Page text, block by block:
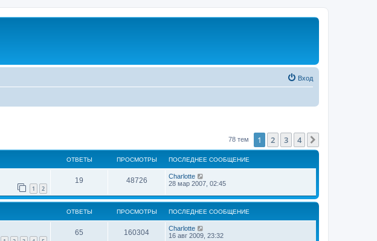
Вход
78 тем 1 2 3 4
ОТВЕТЫ ПРОСМОТРЫ ПОСЛЕДНЕЕ СООБЩЕНИЕ
1 2
19 48726
Charlotte
28 мар 2007, 02:45
ОТВЕТЫ ПРОСМОТРЫ ПОСЛЕДНЕЕ СООБЩЕНИЕ
65 160304
Charlotte
16 авг 2009, 23:32